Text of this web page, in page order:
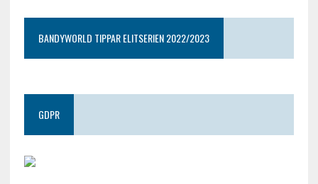
BANDYWORLD TIPPAR ELITSERIEN 2022/2023
GDPR